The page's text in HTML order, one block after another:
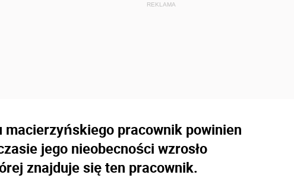
macierzyńskiego pracownik powinien
jego nieobecności wzrosło
znajduje się ten pracownik.